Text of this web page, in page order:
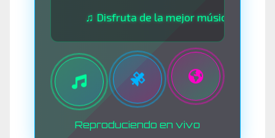
♫ Disfruta de la mejor música las 24 horas
Reproduciendo en vivo